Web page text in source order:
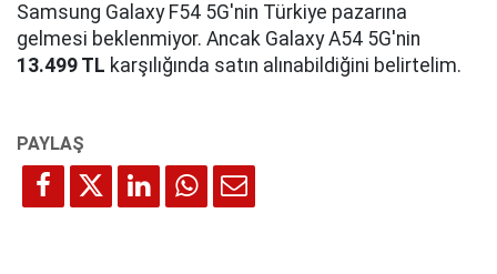
Samsung Galaxy F54 5G'nin Türkiye pazarına
gelmesi beklenmiyor. Ancak Galaxy A54 5G'nin
13.499 TL karşılığında satın alınabildiğini belirtelim.